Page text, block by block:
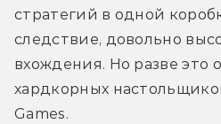
стратегий в одной
следствие, довольно
вхождения. Но разве это
хардкорных
Games.